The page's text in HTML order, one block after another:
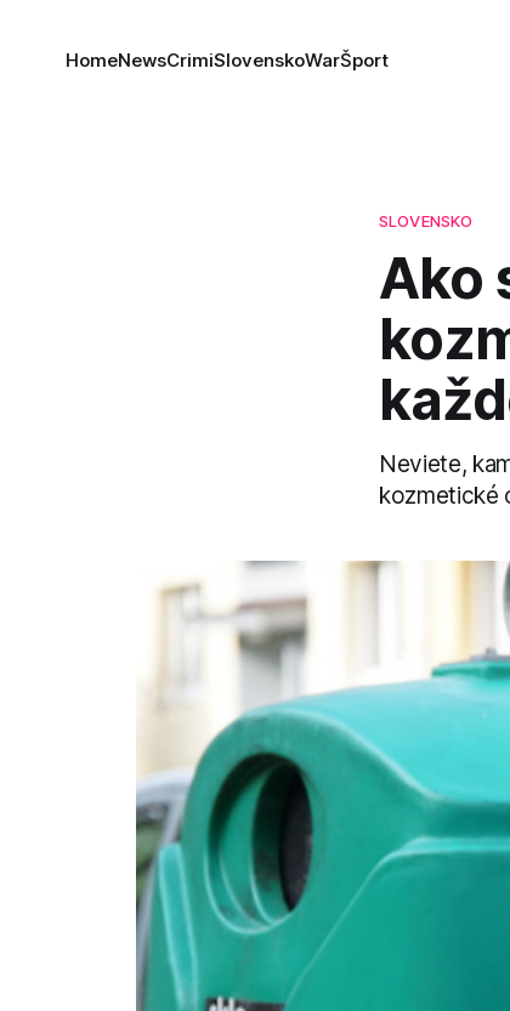
HomeNewsCrimiSlovenskoWarŠport
SLOVENSKO
Ako
Neviete,
kozmetické